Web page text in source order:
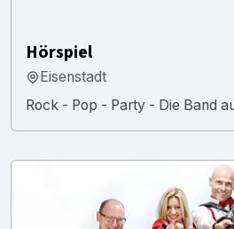
Hörspiel
Eisenstadt
Rock - Pop - Party - Die Band